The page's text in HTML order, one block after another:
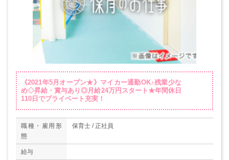
《2021年5月オープン★》マイカー通勤OK♪残業少な
め◇昇給・賞与あり◎月給24万円スタート★年間休日
110日でプライベート充実！
職種・雇用形
態
保育士 / 正社員
給与